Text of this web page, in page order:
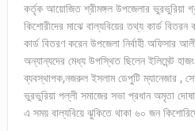
কর্তৃক আয়োজিত শ্রীমঙ্গল উপজেলার ভুরভুরিয়া
কিশোরীদের মাঝে বাল্যবিয়ের তথ্য কার্ড
কার্ড বিতরণ করেন উপজেলা নির্বাহী অফিসার
অন্যান্যদের মেধ্য উপস্থিত ছিলেন ইলিমেন্ট
ব্যবস্থাপক,নজরুল ইসলাম ডেপুটি ম্যানেজার ,
ভুরভুরিয়া পল্লী সমাজের সভা প্রধান অমৃতা
এ সময় বাল্যবিয়ে ঝুকিতে থাকা ৬০ জন